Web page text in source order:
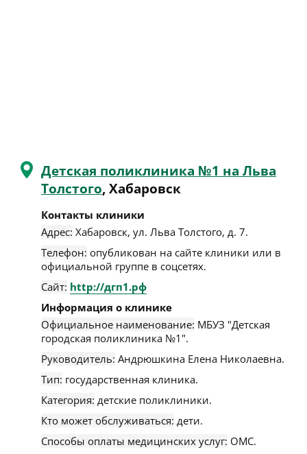
Детская поликлиника №1 на Льва
Толстого, Хабаровск
Контакты клиники
Адрес: Хабаровск, ул. Льва Толстого, д. 7.
Телефон: опубликован на сайте клиники или в
официальной группе в соцсетях.
Сайт: http://дгп1.рф
Информация о клинике
Официальное наименование: МБУЗ "Детская
городская поликлиника №1".
Руководитель: Андрюшкина Елена Николаевна.
Тип: государственная клиника.
Категория: детские поликлиники.
Кто может обслуживаться: дети.
Способы оплаты медицинских услуг: ОМС.